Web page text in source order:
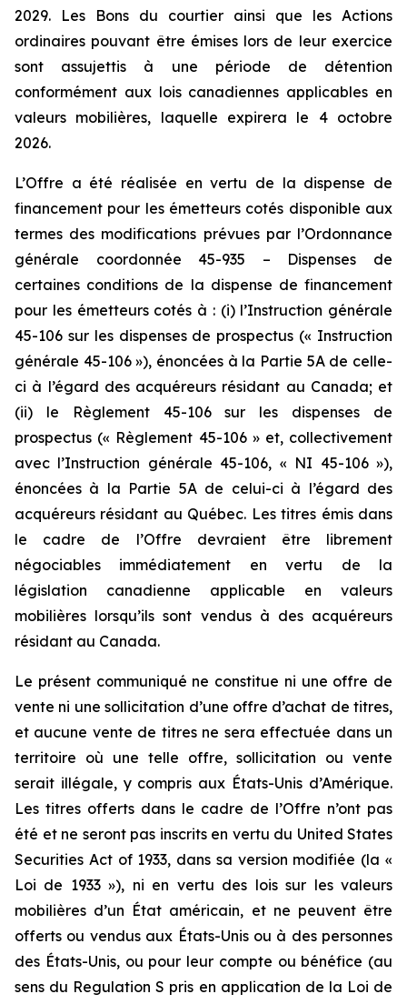
2029. Les Bons du courtier ainsi que les Actions
ordinaires pouvant être émises lors de leur exercice
sont assujettis à une période de détention
conformément aux lois canadiennes applicables en
valeurs mobilières, laquelle expirera le 4 octobre
2026.
L’Offre a été réalisée en vertu de la dispense de
financement pour les émetteurs cotés disponible aux
termes des modifications prévues par l’Ordonnance
générale coordonnée 45-935 – Dispenses de
certaines conditions de la dispense de financement
pour les émetteurs cotés à : (i) l’Instruction générale
45-106 sur les dispenses de prospectus (« Instruction
générale 45-106 »), énoncées à la Partie 5A de celle-
ci à l’égard des acquéreurs résidant au Canada; et
(ii) le Règlement 45-106 sur les dispenses de
prospectus (« Règlement 45-106 » et, collectivement
avec l’Instruction générale 45-106, « NI 45-106 »),
énoncées à la Partie 5A de celui-ci à l’égard des
acquéreurs résidant au Québec. Les titres émis dans
le cadre de l’Offre devraient être librement
négociables immédiatement en vertu de la
législation canadienne applicable en valeurs
mobilières lorsqu’ils sont vendus à des acquéreurs
résidant au Canada.
Le présent communiqué ne constitue ni une offre de
vente ni une sollicitation d’une offre d’achat de titres,
et aucune vente de titres ne sera effectuée dans un
territoire où une telle offre, sollicitation ou vente
serait illégale, y compris aux États-Unis d’Amérique.
Les titres offerts dans le cadre de l’Offre n’ont pas
été et ne seront pas inscrits en vertu du United States
Securities Act of 1933, dans sa version modifiée (la «
Loi de 1933 »), ni en vertu des lois sur les valeurs
mobilières d’un État américain, et ne peuvent être
offerts ou vendus aux États-Unis ou à des personnes
des États-Unis, ou pour leur compte ou bénéfice (au
sens du Regulation S pris en application de la Loi de